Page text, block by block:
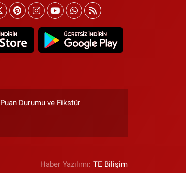
Puan Durumu ve Fikstür
Haber Yazılımı:TE Bilişim